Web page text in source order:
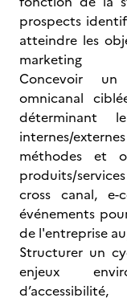
prospects
atteindre les
marketing
Concevoir un
omnicanal
déterminant
internes/
méthodes et
produits/
cross canal, e-
événements
de l'entreprise
Structurer un
enjeux